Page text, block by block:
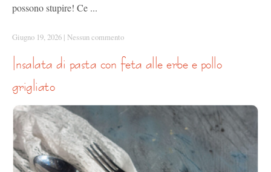
possono stupire! Ce ...
Giugno 19, 2026 | Nessun commento
insalata di pasta con feta alle erbe e pollo
grigliato